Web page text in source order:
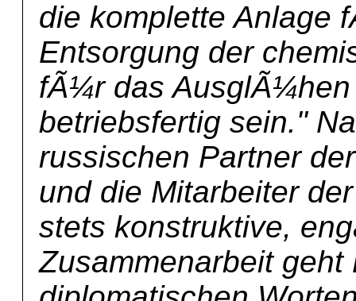
die komplette Anlage
Entsorgung der
fÃ¼r das AusglÃ¼hen
betriebsfertig sein."
russischen Partner
und die Mitarbeiter
stets konstruktive,
Zusammenarbeit